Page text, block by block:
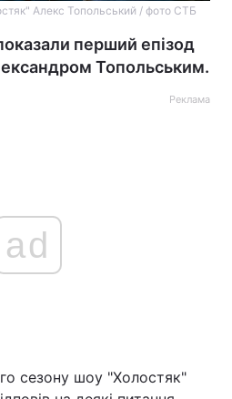
Алекс Топольський / фото СТБ
перший епізод
Топольським.
ad
сезону шоу "Холостяк"